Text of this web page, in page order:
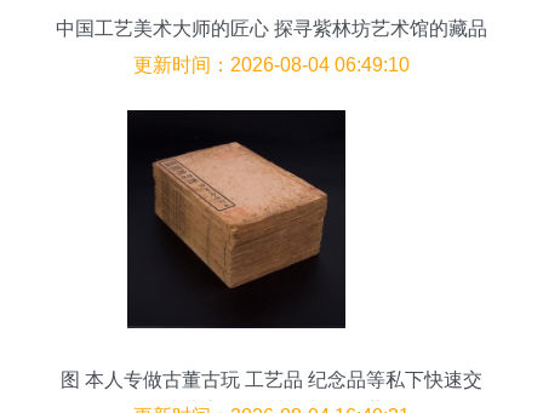
中国工艺美术大师的匠心 探寻紫林坊艺术馆的藏品
故事
更新时间：2026-08-04 06:49:10
图 本人专做古董古玩 工艺品 纪念品等私下快速交